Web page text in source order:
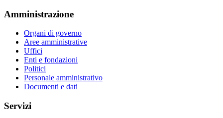
Amministrazione
Organi di governo
Aree amministrative
Uffici
Enti e fondazioni
Politici
Personale amministrativo
Documenti e dati
Servizi